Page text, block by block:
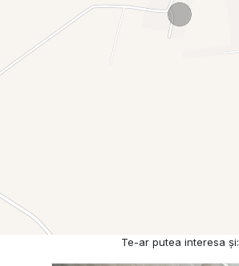
Te-ar putea interesa și: